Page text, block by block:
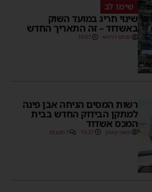
שימו לב
שינוי חריג במועד השוק
באשדוד – זה התאריך החדש
מנחם דויטש 16:07
רשות המסים הניחה אבן פינה
למתקן הבידוק החדש בבית
המכס אשדוד
משה קאהן 15:37 1 תגובות